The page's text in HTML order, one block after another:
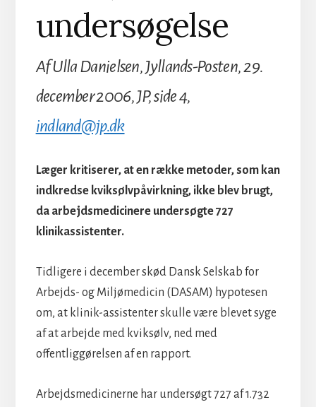
undersøgelse
Af Ulla Danielsen, Jyllands-Posten, 29.
december 2006, JP, side 4,
indland@jp.dk
Læger kritiserer, at en række metoder, som kan
indkredse kviksølvpåvirkning, ikke blev brugt,
da arbejdsmedicinere undersøgte 727
klinikassistenter.
Tidligere i december skød Dansk Selskab for
Arbejds- og Miljømedicin (DASAM) hypotesen
om, at klinik-assistenter skulle være blevet syge
af at arbejde med kviksølv, ned med
offentliggørelsen af en rapport.
Arbejdsmedicinerne har undersøgt 727 af 1.732